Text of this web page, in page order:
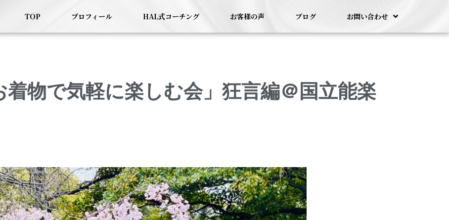
TOP プロフィール HAL式コーチング お客様の声 ブログ お問い合わせ
着物で気軽に楽しむ会」狂言編＠国立能楽